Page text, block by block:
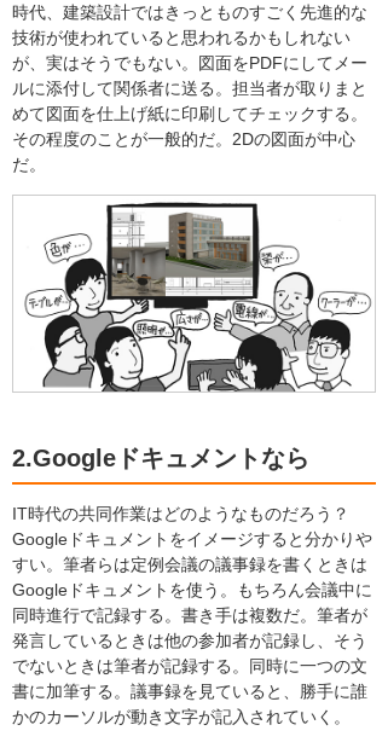
時代、建築設計ではきっとものすごく先進的な
技術が使われていると思われるかもしれない
が、実はそうでもない。図面をPDFにしてメー
ルに添付して関係者に送る。担当者が取りまと
めて図面を仕上げ紙に印刷してチェックする。
その程度のことが一般的だ。2Dの図面が中心
だ。
2.Googleドキュメントなら
IT時代の共同作業はどのようなものだろう？
Googleドキュメントをイメージすると分かりや
すい。筆者らは定例会議の議事録を書くときは
Googleドキュメントを使う。もちろん会議中に
同時進行で記録する。書き手は複数だ。筆者が
発言しているときは他の参加者が記録し、そう
でないときは筆者が記録する。同時に一つの文
書に加筆する。議事録を見ていると、勝手に誰
かのカーソルが動き文字が記入されていく。